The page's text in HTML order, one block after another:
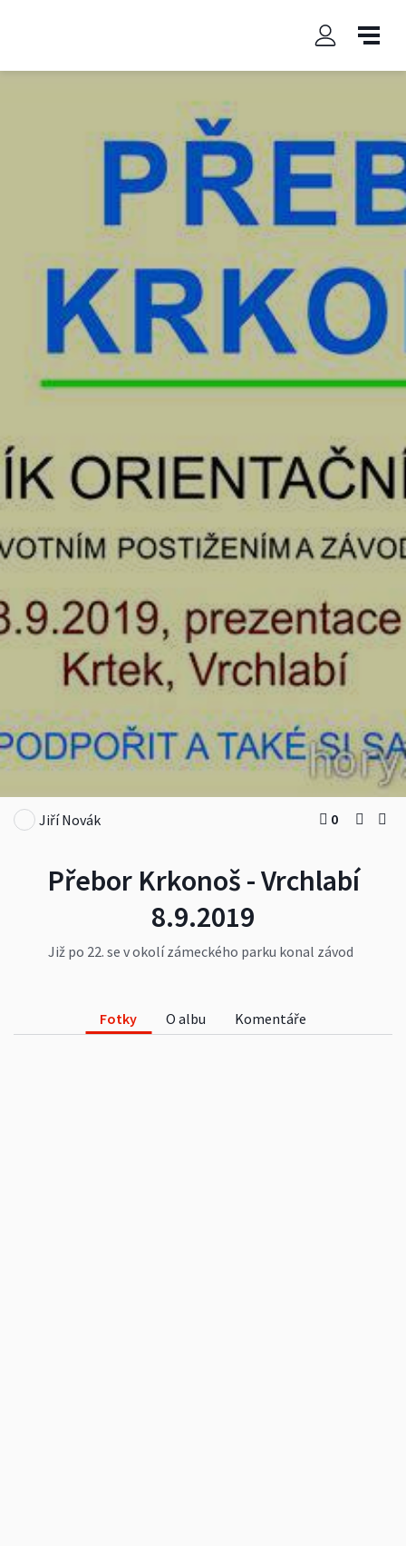
Přebor Krkonoš - Vrchlabí
8.9.2019
Již po 22. se v okolí zámeckého parku konal závod
Sobotka.
Jiří Novák 0
Fotky O albu Komentáře